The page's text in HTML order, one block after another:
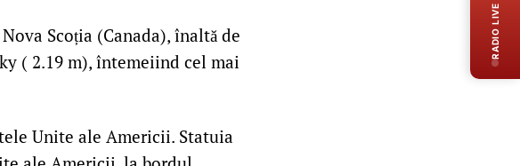
Scoția (Canada), înaltă de
( 2.19 m), întemeiind cel mai
Unite ale Americii. Statuia
RADIO LIVE